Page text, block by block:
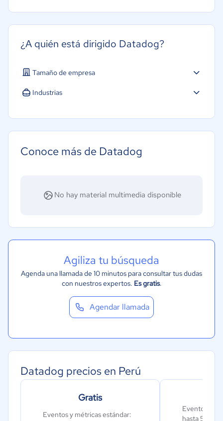
¿A quién está dirigido Datadog?
Tamaño de empresa
Industrias
Seguros
Bienes raíces
Software / TI
Telecomunicaciones
Manufactura
ONG
Gobierno
Transporte y logística
Marketing y Comunicación
Conoce más de Datadog
No hay material multimedia disponible
Agiliza tu búsqueda
Agenda una llamada de 10 minutos para consultar tus dudas
con nuestros expertos. Es gratis.
Agendar llamada
Datadog precios en Perú
Gratis
Eventos y métricas estándar:
Eventos y
hasta 5